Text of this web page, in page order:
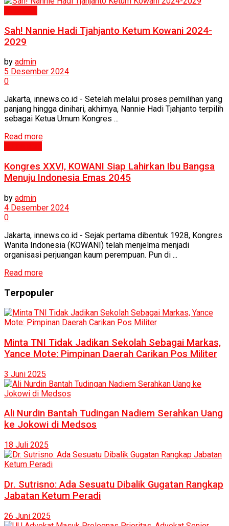
Sah! Nannie Hadi Tjahjanto Ketum Kowani 2024-
2029
by admin
5 Desember 2024
0
Jakarta, innews.co.id - Setelah melalui proses pemilihan yang
panjang hingga dinihari, akhirnya, Nannie Hadi Tjahjanto terpilih
sebagai Ketua Umum Kongres ...
Read more
Kongres XXVI, KOWANI Siap Lahirkan Ibu Bangsa
Menuju Indonesia Emas 2045
by admin
4 Desember 2024
0
Jakarta, innews.co.id - Sejak pertama dibentuk 1928, Kongres
Wanita Indonesia (KOWANI) telah menjelma menjadi
organisasi perjuangan kaum perempuan. Pun di ...
Read more
Terpopuler
Minta TNI Tidak Jadikan Sekolah Sebagai Markas,
Yance Mote: Pimpinan Daerah Carikan Pos Militer
3 Juni 2025
Ali Nurdin Bantah Tudingan Nadiem Serahkan Uang
ke Jokowi di Medsos
18 Juli 2025
Dr. Sutrisno: Ada Sesuatu Dibalik Gugatan Rangkap
Jabatan Ketum Peradi
26 Juni 2025